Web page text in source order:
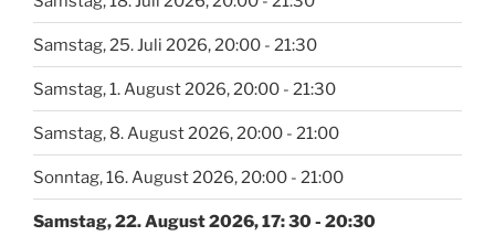
Samstag, 25. Juli 2026, 20:00 - 21:30
Samstag, 1. August 2026, 20:00 - 21:30
Samstag, 8. August 2026, 20:00 - 21:00
Sonntag, 16. August 2026, 20:00 - 21:00
Samstag, 22. August 2026, 17: 30 - 20:30